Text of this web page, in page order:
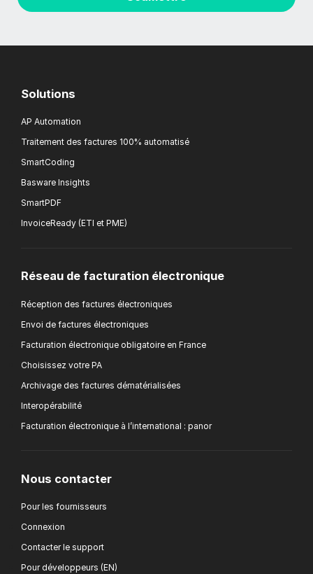
Solutions
AP Automation
Traitement des factures 100% automatisé
SmartCoding
Basware Insights
SmartPDF
InvoiceReady (ETI et PME)
Réseau de facturation électronique
Réception des factures électroniques
Envoi de factures électroniques
Facturation électronique obligatoire en France
Choisissez votre PA
Archivage des factures dématérialisées
Interopérabilité
Facturation électronique à l’international : panor
Nous contacter
Pour les fournisseurs
Connexion
Contacter le support
Pour développeurs (EN)